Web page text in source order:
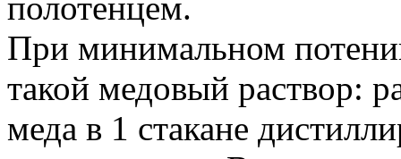
полотенцем.
При минимальном
такой медовый раствор:
меда в 1 стакане